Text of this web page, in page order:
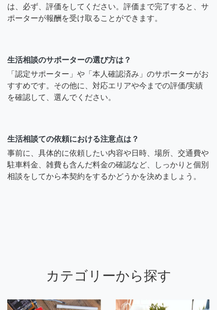
は、必ず、評価をしてください。評価まで完了すると、サ
ポーターが報酬を受け取ることができます。
生活相談のサポーターの選び方は？
「認定サポーター」や「本人確認済み」のサポーターがお
すすめです。その他に、対応エリアや今までの評価/実績
を確認して、選んでください。
生活相談ての依頼における注意点は？
事前に、具体的に依頼したい内容や日時、場所、交通費や
駐車料金、雑費も含んだ料金の確認など、しっかりと個別
相談をしてから本契約をするかどうかを決めましょう。
カテゴリーから探す